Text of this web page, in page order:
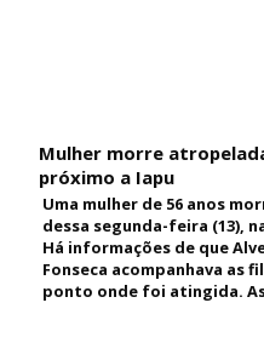
Mulher morre
próximo a Iapu
Uma mulher de 56 anos
dessa segunda-feira (13),
Há informações de que
Fonseca acompanhava as
ponto onde foi atingida.